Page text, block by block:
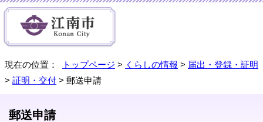
現在の位置： トップページ > くらしの情報 > 届出・登録・証明
> 証明・交付 > 郵送申請
郵送申請